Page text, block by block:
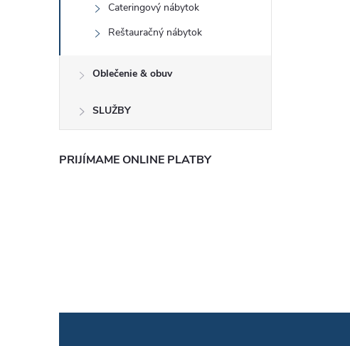
Cateringový nábytok
Reštauračný nábytok
Oblečenie & obuv
SLUŽBY
PRIJÍMAME ONLINE PLATBY